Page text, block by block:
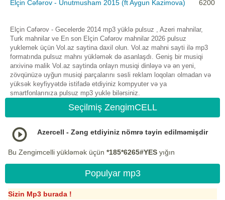
Elçin Cəfərov - Unutmusham 2015 (ft Aygun Kazimova)
6200
Elçin Cəfərov - Gecelerde 2014 mp3 yüklə pulsuz , Azeri mahnilar,
Turk mahnilar ve En son Elçin Cəfərov mahnilar 2026 pulsuz
yuklemek üçün Vol.az saytina daxil olun. Vol.az mahni sayti ilə mp3
formatında pulsuz mahnı yükləmək də asanlaşdı. Geniş bir musiqi
arxivinə malik Vol.az saytinda onlayn musiqi dinləyə və ən yeni,
zövqünüzə uyğun musiqi parçalarını səsli reklam loqoları olmadan və
yüksək keyfiyyətdə istifadə etdiyiniz kompyuter və ya
smartfonlarınıza pulsuz mp3 yukle bilərsiniz.
Seçilmiş ZengimCELL
Azercell - Zəng etdiyiniz nömrə təyin edilməmişdir
Bu Zengimcelli yükləmək üçün *185*6265#YES yığın
Populyar mp3
Sizin Mp3 burada !